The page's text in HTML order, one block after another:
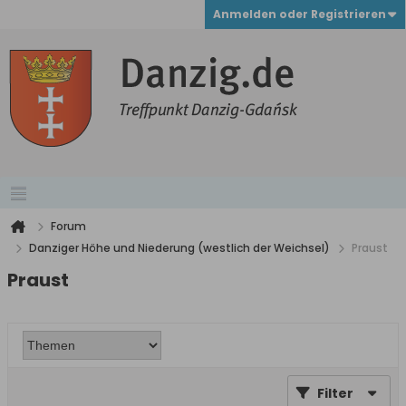
Anmelden oder Registrieren
Forum
Danziger Höhe und Niederung (westlich der Weichsel)
Praust
Praust
Filter